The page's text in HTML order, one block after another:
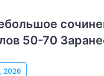
50-70
2026